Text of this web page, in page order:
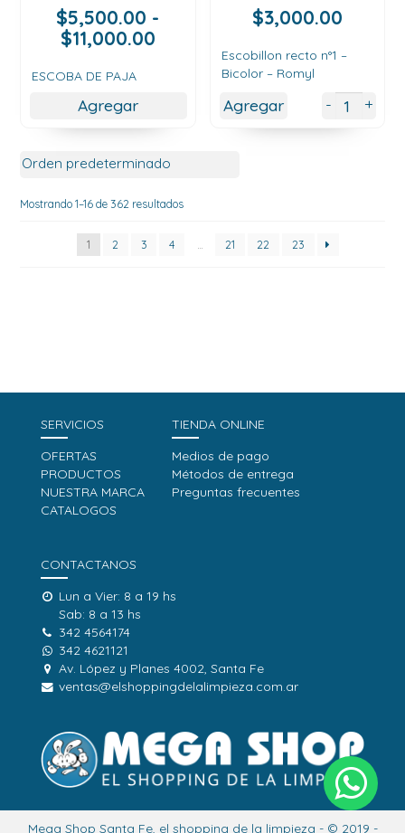
$5,500.00 -
$11,000.00Rango
precios:
$5,500.00
$11,000.00
ESCOBA DE PAJA
Agregar
$3,000.00
Escobillon recto n°1 –
Bicolor – Romyl
Agregar - +
Mostrando 1–16 de 362 resultados
1 2 3 4 21 22 23
SERVICIOS
OFERTAS
PRODUCTOS
NUESTRA MARCA
CATALOGOS
TIENDA ONLINE
Medios de pago
Métodos de entrega
Preguntas frecuentes
CONTACTANOS
Lun a Vier: 8 a 19 hs
Sab: 8 a 13 hs
342 4564174
342 4621121
Av. López y Planes 4002, Santa Fe
ventas@elshoppingdelalimpieza.com.ar
Mega Shop Santa Fe, el shopping de la limpieza - © 2019 -